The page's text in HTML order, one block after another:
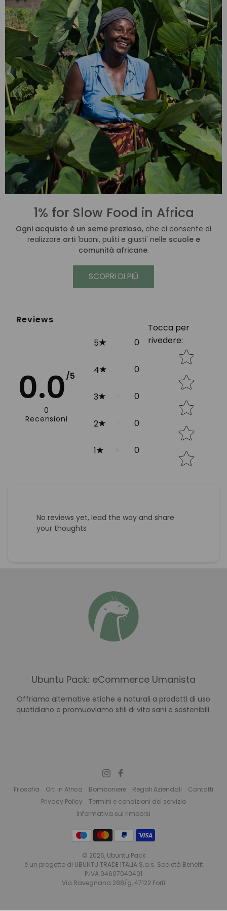
1% for Slow Food in Africa
Ogni acquisto è un seme prezioso, che ci consente di
realizzare orti'buoni, puliti e giusti' nelle scuole e
comunità africane.
SCOPRI DI PIÙ
Reviews
0.0/5
0
Recensioni
5 0
4 0
3 0
2 0
1 0
Tocca per
rivedere:
Star rating
No reviews yet, lead the way and share
your thoughts
Ubuntu Pack: eCommerce Umanista
Offriamo alternative etiche e naturali a prodotti di uso
quotidiano e promuoviamo stili di vita sani e sostenibili.
Filosofia Orti in Africa Bomboniere Regali Aziendali
Contatti
Privacy Policy
Termini e condizioni del servizio
Informativa sui rimborsi
© 2026, Ubuntu Pack
è un progetto di UBUNTU TRADE ITALIA S.a.s. Società Benefit
P.IVA 04607040401
Via Ravegnana 288/g, 47122 Forlì